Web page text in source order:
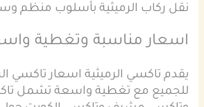
نقل ركاب الرميثية بأسلوب منظم
اسعار مناسبة وتغطية
يقدم تاكسي الرميثية اسعار تاكسي
للجميع مع تغطية واسعة تشمل